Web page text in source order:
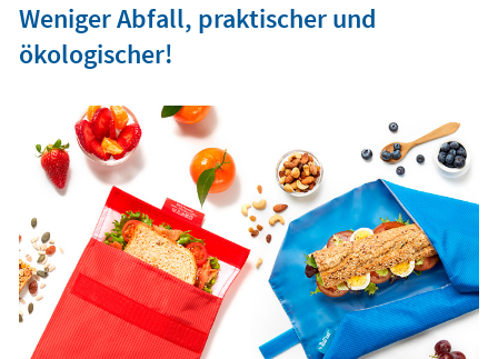
Weniger Abfall, praktischer und
ökologischer!